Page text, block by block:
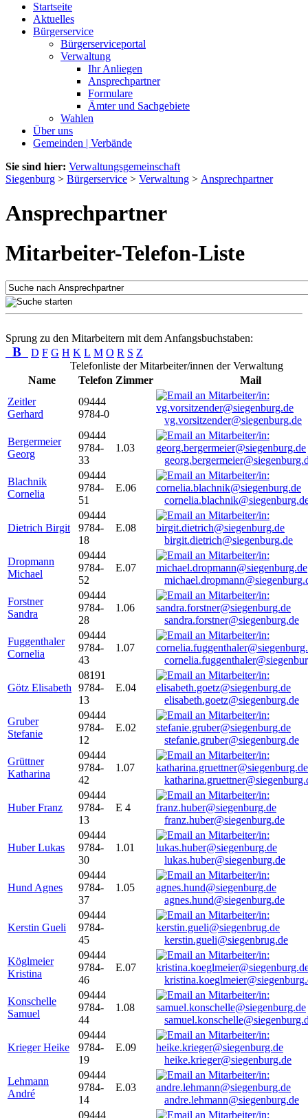
Startseite
Aktuelles
Bürgerservice
Bürgerserviceportal
Verwaltung
Ihr Anliegen
Ansprechpartner
Formulare
Ämter und Sachgebiete
Wahlen
Über uns
Gemeinden | Verbände
Sie sind hier: Verwaltungsgemeinschaft
Siegenburg > Bürgerservice > Verwaltung > Ansprechpartner
Ansprechpartner
Mitarbeiter-Telefon-Liste
Sprung zu den Mitarbeitern mit dem Anfangsbuchstaben:
B D F G H K L M O R S Z
Telefonliste der Mitarbeiter/innen der Verwaltung
Name
Telefon Zimmer
Mail
Zeitler
Gerhard
09444
9784-0
vg.vorsitzender@siegenburg.de
Bergermeier
Georg
09444
9784-
33
1.03
Blachnik
Cornelia
09444
9784-
51
E.06
Dietrich Birgit
09444
9784-
18
E.08
birgit.dietrich@siegenburg.de
Dropmann
Michael
09444
9784-
52
E.07
Forstner
Sandra
09444
9784-
28
1.06
sandra.forstner@siegenburg.de
Fuggenthaler
Cornelia
09444
9784-
43
1.07
Götz Elisabeth
08191
9784-
13
E.04
elisabeth.goetz@siegenburg.de
Gruber
Stefanie
09444
9784-
12
E.02
stefanie.gruber@siegenburg.de
Grüttner
Katharina
09444
9784-
42
1.07
Huber Franz
09444
9784-
13
E 4
franz.huber@siegenburg.de
Huber Lukas
09444
9784-
30
1.01
lukas.huber@siegenburg.de
Hund Agnes
09444
9784-
37
1.05
agnes.hund@siegenburg.de
Kerstin Gueli
09444
9784-
45
kerstin.gueli@siegenbrug.de
Köglmeier
Kristina
09444
9784-
46
E.07
Konschelle
Samuel
09444
9784-
44
1.08
Krieger Heike
09444
9784-
19
E.09
heike.krieger@siegenburg.de
Lehmann
André
09444
9784-
14
E.03
andre.lehmann@siegenburg.de
09444